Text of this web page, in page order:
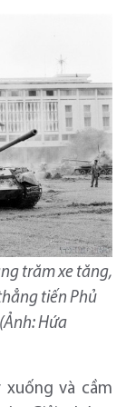
trăm xe tăng,
tiến Phủ
Hứa
xuống và cầm